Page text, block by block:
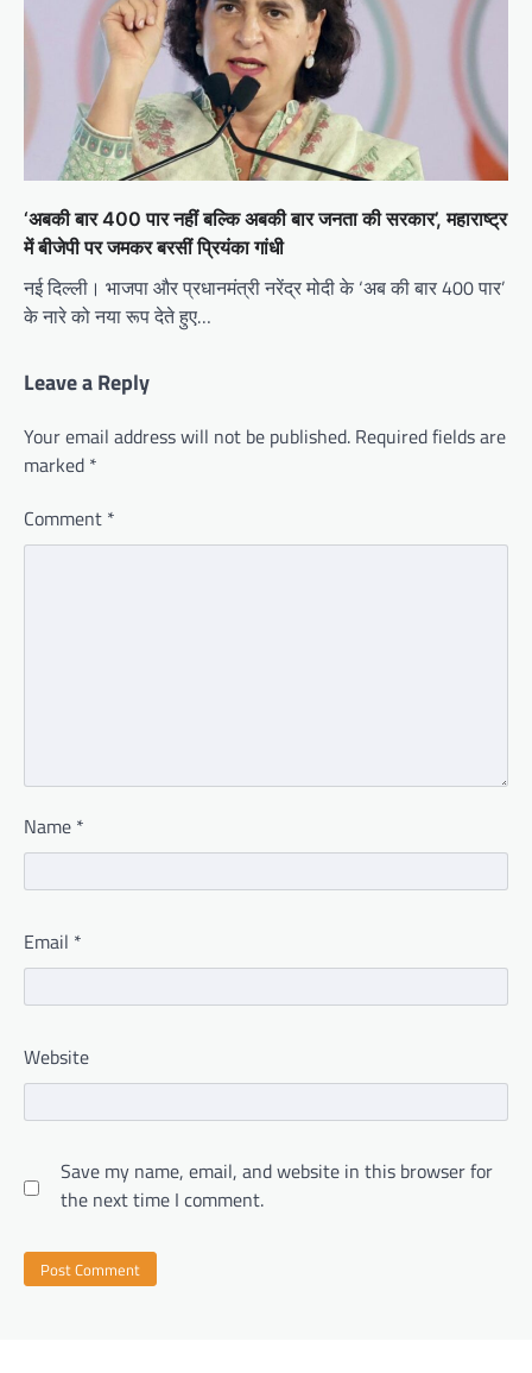
‘अबकी बार 400 पार नहीं बल्कि अबकी बार जनता की सरकार’, महाराष्ट्र
में बीजेपी पर जमकर बरसीं प्रियंका गांधी
नई दिल्ली। भाजपा और प्रधानमंत्री नरेंद्र मोदी के ‘अब की बार 400 पार’
के नारे को नया रूप देते हुए…
Leave a Reply
Your email address will not be published. Required fields are
marked *
Comment *
Name *
Email *
Website
Save my name, email, and website in this browser for
the next time I comment.